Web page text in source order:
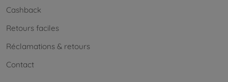
Cashback
Retours faciles
Réclamations & retours
Contact